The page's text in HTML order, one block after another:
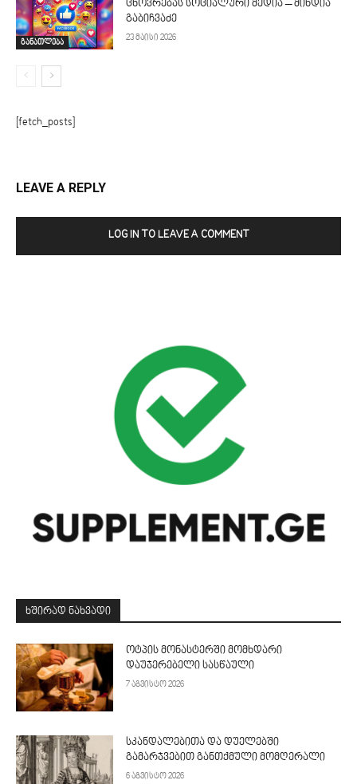
განათლება
ცხოვრებას სოციალური მედია – მინდია
გაბიჩვაძე
23 მაისი 2026
[fetch_posts]
LEAVE A REPLY
LOG IN TO LEAVE A COMMENT
ᲮᲨᲘᲠᲐᲓ ᲜᲐᲮᲕᲐᲓᲘ
ოტპის მონასტერში მომხდარი
დაუჯერებელი სასწაული
7 აგვისტო 2026
სკანდალებითა და დუელებში
გამარჯვებით განთქმული მომღერალი
6 აგვისტო 2026